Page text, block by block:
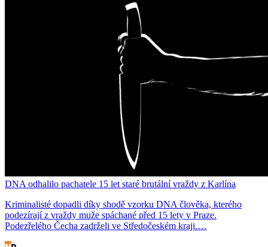
DNA odhalilo pachatele 15 let staré brutální vraždy z Karlína
Kriminalisté dopadli díky shodě vzorku DNA člověka, kterého
podezírají z vraždy muže spáchané před 15 lety v Praze.
Podezřelého Čecha zadrželi ve Středočeském kraji.…